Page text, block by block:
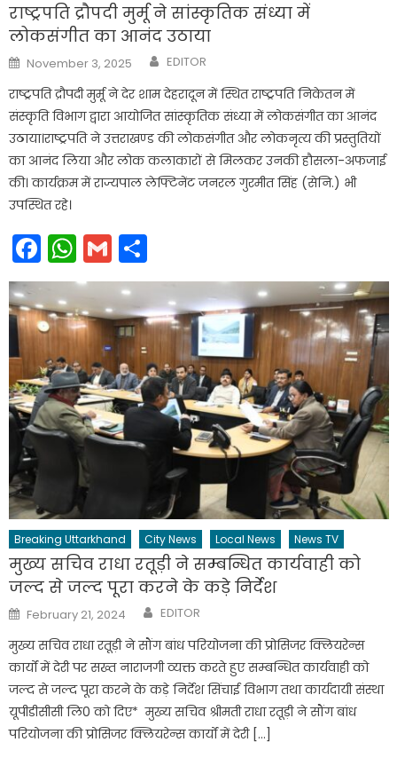
राष्ट्रपति द्रौपदी मुर्मू ने सांस्कृतिक संध्या में
लोकसंगीत का आनंद उठाया
Posted
on
November 3, 2025 Author
EDITOR
राष्ट्रपति द्रौपदी मुर्मू ने देर शाम देहरादून में स्थित राष्ट्रपति निकेतन में
संस्कृति विभाग द्वारा आयोजित सांस्कृतिक संध्या में लोकसंगीत का आनंद
उठाया।राष्ट्रपति ने उत्तराखण्ड की लोकसंगीत और लोकनृत्य की प्रस्तुतियों
का आनंद लिया और लोक कलाकारों से मिलकर उनकी हौसला-अफजाई
की। कार्यक्रम में राज्यपाल लेफ्टिनेंट जनरल गुरमीत सिंह (सेनि.) भी
उपस्थित रहे।
Facebook
WhatsApp
Gmail
Breaking Uttarkhand City News Local News News TV
मुख्य सचिव राधा रतूड़ी ने सम्बन्धित कार्यवाही को
जल्द से जल्द पूरा करने के कड़े निर्देश
Posted
on
February 21, 2024 Author
EDITOR
मुख्य सचिव राधा रतूड़ी ने सौंग बांध परियोजना की प्रोसिजर क्लियरेन्स
कार्यों में देरी पर सख्त नाराजगी व्यक्त करते हुए सम्बन्धित कार्यवाही को
जल्द से जल्द पूरा करने के कड़े निर्देश सिंचाई विभाग तथा कार्यदायी संस्था
यूपीडीसीसी लि0 को दिए* मुख्य सचिव श्रीमती राधा रतूड़ी ने सौंग बांध
परियोजना की प्रोसिजर क्लियरेन्स कार्यों में देरी […]